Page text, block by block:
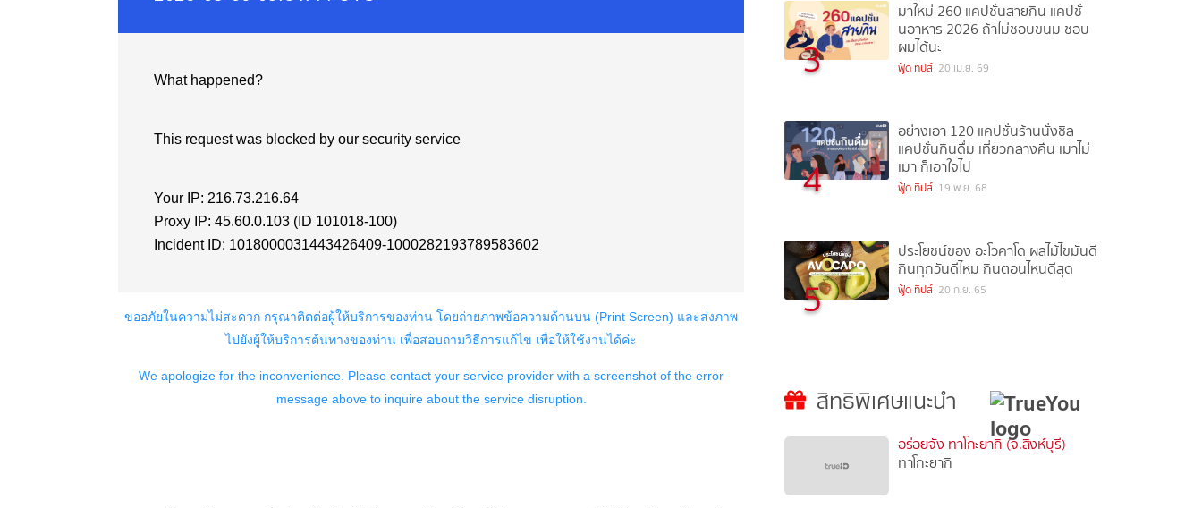
3
มาใหม่ 260 แคปชั่นสายกิน แคปชั่
นอาหาร 2026 ถ้าไม่ชอบขนม ชอบ
ผมได้นะ
ฟู้ด ทิปส์ 20 เม.ย. 69
4
อย่างเอา 120 แคปชั่นร้านนั่งชิล
แคปชั่นกินดื่ม เที่ยวกลางคืน เมาไม่
เมา ก็เอาใจไป
ฟู้ด ทิปส์ 19 พ.ย. 68
5
ประโยชน์ของ อะโวคาโด ผลไม้ไขมันดี
กินทุกวันดีไหม กินตอนไหนดีสุด
ฟู้ด ทิปส์ 20 ก.ย. 65
สิทธิพิเศษแนะนำ
อร่อยจัง ทาโกะยากิ (จ.สิงห์บุรี)
ทาโกะยากิ